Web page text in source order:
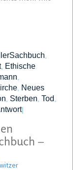
, Ethische
Neues
Sterben Tod
|
–